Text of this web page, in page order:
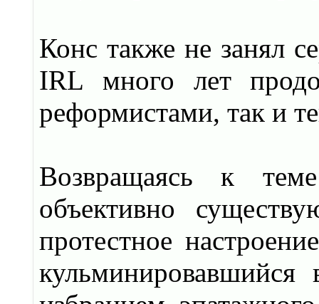
Конс также не занял
IRL много лет
реформистами, так и
Возвращаясь к
объективно
протестное